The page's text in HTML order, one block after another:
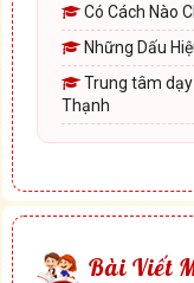
Bài Viết
Có Cách Nào
Những Dấu
Trung tâm
Thạnh